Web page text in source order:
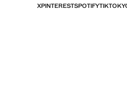
TIKTOK
SPOTIFY
PINTEREST
X